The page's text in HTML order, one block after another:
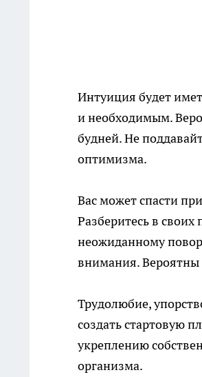
Интуиция будет
и необходимым.
будней. Не
оптимизма.
Вас может спасти
Разберитесь в
неожиданному
внимания. Вероятны
Трудолюбие,
создать стартовую
укреплению
организма.